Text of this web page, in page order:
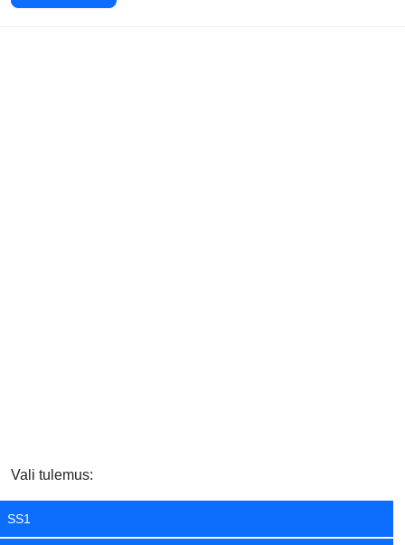
Vali tulemus:
SS1